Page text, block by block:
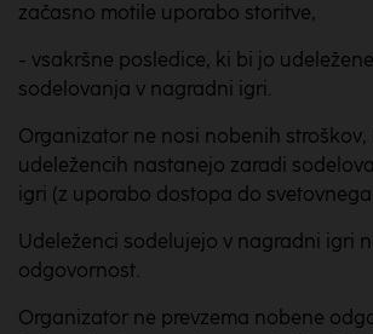
začasno motile uporabo storitve,
- vsakršne posledice, ki bi jo
sodelovanja v nagradni igri.
Organizator ne nosi nobenih stroškov,
udeležencih nastanejo zaradi
igri (z uporabo dostopa do svetovnega
Udeleženci sodelujejo v nagradni igri
odgovornost.
Organizator ne prevzema nobene